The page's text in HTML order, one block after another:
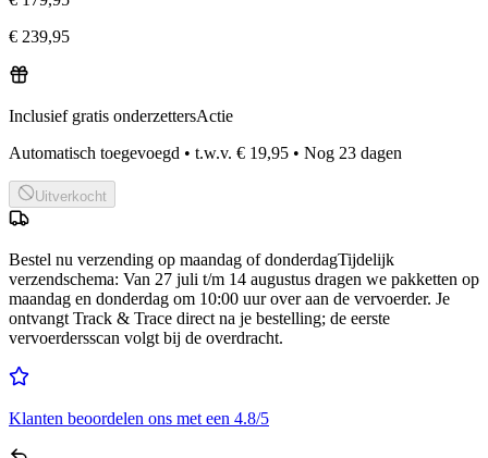
€ 239,95
Inclusief gratis onderzettersActie
Automatisch toegevoegd • t.w.v. € 19,95 • Nog 23 dagen
Uitverkocht
Bestel nu verzending op maandag of donderdagTijdelijk
verzendschema: Van 27 juli t/m 14 augustus dragen we pakketten op
maandag en donderdag om 10:00 uur over aan de vervoerder. Je
ontvangt Track & Trace direct na je bestelling; de eerste
vervoerdersscan volgt bij de overdracht.
Klanten beoordelen ons met een 4.8/5